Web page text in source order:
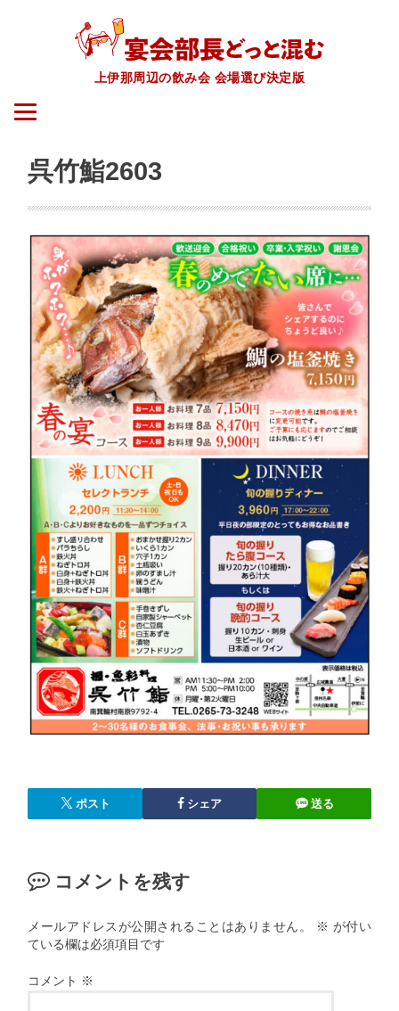
上伊那周辺の飲み会 会場選び決定版
呉竹鮨2603
ポスト シェア 送る
コメントを残す
メールアドレスが公開されることはありません。 ※ が付い
ている欄は必須項目です
コメント ※